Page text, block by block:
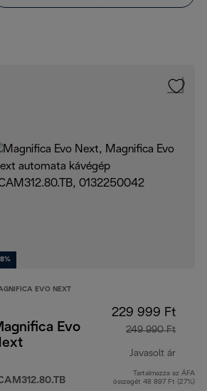
990 Ft
EVO NEXT
Evo
229 999 Ft
249 990 Ft
Javasolt ár
Tartalmazza az ÁFA
összegét 48 897 Ft (27%)